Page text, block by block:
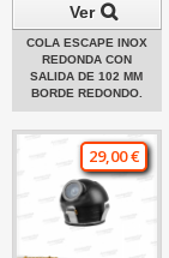
Ver
COLA ESCAPE INOX
REDONDA CON
SALIDA DE 102 MM
BORDE REDONDO.
29,00 €